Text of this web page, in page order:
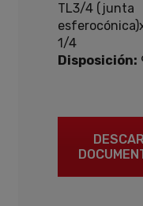
TL3/4 (junta
1/4
Disposición: